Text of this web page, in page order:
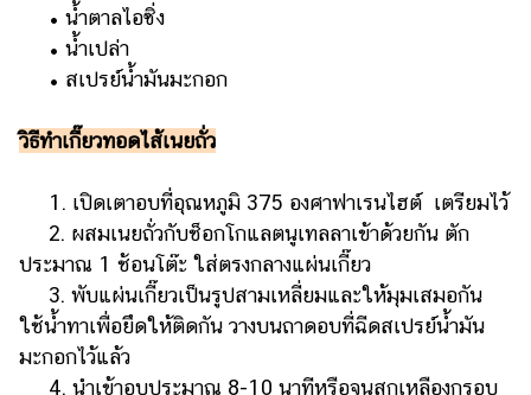
• น้ำตาลไอซิ่ง
• น้ำเปล่า
• สเปรย์น้ำมันมะกอก
วิธีทำเกี๊ยวทอดไส้เนยถั่ว
1. เปิดเตาอบที่อุณหภูมิ 375 องศาฟาเรนไฮต์ เตรียมไว้
2. ผสมเนยถั่วกับช็อกโกแลตนูเทลลาเข้าด้วยกัน ตัก
ประมาณ 1 ช้อนโต๊ะ ใส่ตรงกลางแผ่นเกี๊ยว
3. พับแผ่นเกี๊ยวเป็นรูปสามเหลี่ยมและให้มุมเสมอกัน
ใช้น้ำทาเพื่อยึดให้ติดกัน วางบนถาดอบที่ฉีดสเปรย์น้ำมัน
มะกอกไว้แล้ว
4. นำเข้าอบประมาณ 8-10 นาทีหรือจนสุกเหลืองกรอบ